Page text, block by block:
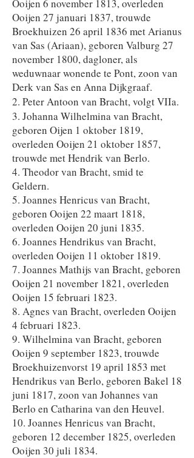
Ooijen 6 november 1813, overleden
Ooijen 27 januari 1837, trouwde
Broekhuizen 26 april 1836 met Arianus
van Sas (Ariaan), geboren Valburg 27
november 1800, dagloner, als
weduwnaar wonende te Pont, zoon van
Derk van Sas en Anna Dijkgraaf.
2. Peter Antoon van Bracht,volgt VIIa.
3. Johanna Wilhelmina van Bracht,
geboren Oijen 1 oktober 1819,
overleden Ooijen 21 oktober 1857,
trouwde met Hendrik van Berlo.
4. Theodor van Bracht, smid te
Geldern.
5. Joannes Henricus van Bracht,
geboren Ooijen 22 maart 1818,
overleden Ooijen 20 juni 1835.
6. Joannes Hendrikus van Bracht,
overleden Ooijen 11 oktober 1819.
7. Joannes Mathijs van Bracht, geboren
Ooijen 21 november 1821, overleden
Ooijen 15 februari 1823.
8. Agnes van Bracht, overleden Ooijen
4 februari 1823.
9. Wilhelmina van Bracht, geboren
Ooijen 9 september 1823, trouwde
Broekhuizenvorst 19 april 1853 met
Hendrikus van Berlo, geboren Bakel 18
juni 1817, zoon van Johannes van
Berlo en Catharina van den Heuvel.
10. Joannes Henricus van Bracht,
geboren 12 december 1825, overleden
Ooijen 30 juli 1834.